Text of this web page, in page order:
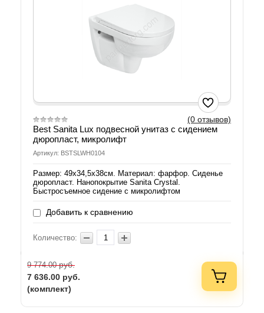
(0 отзывов)
Best Sanita Lux подвесной унитаз с сидением
дюропласт, микролифт
Артикул: BSTSLWH0104
Размер: 49х34,5х38см. Материал: фарфор. Сиденье
дюропласт. Нанопокрытие Sanita Crystal.
Быстросъемное сидение с микролифтом
Добавить к сравнению
Количество:
9 774.00руб.
7 636.00 руб.
(комплект)